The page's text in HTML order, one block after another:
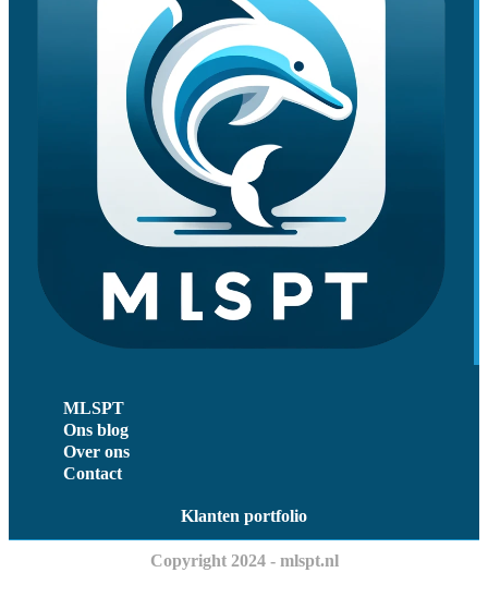
MLSPT
Ons blog
Over ons
Contact
Klanten portfolio
Copyright 2024 - mlspt.nl